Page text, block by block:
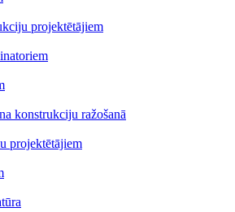
projektētājiem
konstrukciju ražošanā
projektētājiem